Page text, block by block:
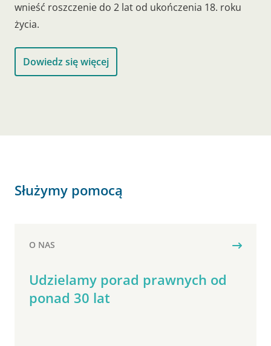
wnieść roszczenie do 2 lat od ukończenia 18. roku
życia.
Dowiedz się więcej
Służymy pomocą
O NAS
Udzielamy porad prawnych od
ponad 30 lat